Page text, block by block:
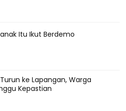
Itu Ikut Berdemo
ke Lapangan, Warga
Kepastian